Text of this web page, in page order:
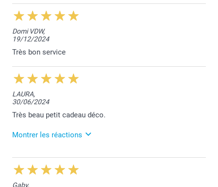
10/04/2025
11:02
Bonjour Émilie,
Nous sommes très heureux de vous savoir satisfaite
de votre photo sur bois.
Merci et belle journée à vous,
Domi VDW,
19/12/2024
Très bon service
LAURA,
30/06/2024
Très beau petit cadeau déco.
Montrer les réactions
1/07/2024
14:22
Bonjour Laura,
Gaby,